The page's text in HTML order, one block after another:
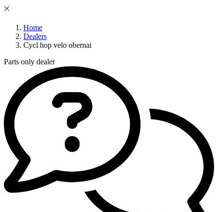
Home
Dealers
Cycl hop velo obernai
Parts only dealer